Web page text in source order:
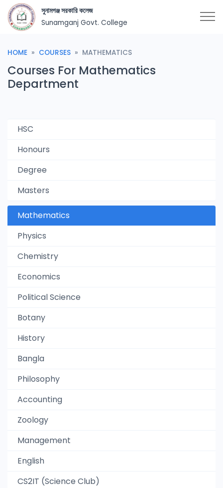
সুনামগঞ্জ সরকারি কলেজ
Sunamganj Govt. College
HOME COURSES MATHEMATICS
Courses For Mathematics
Department
HSC
Honours
Degree
Masters
Mathematics
Physics
Chemistry
Economics
Political Science
Botany
History
Bangla
Philosophy
Accounting
Zoology
Management
English
CS2IT (Science Club)